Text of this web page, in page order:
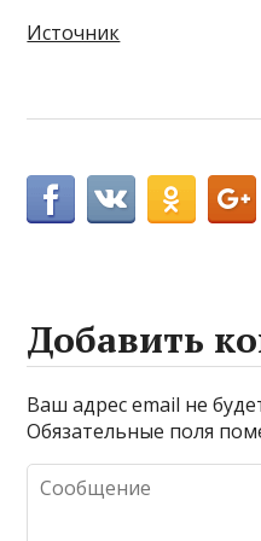
Источник
Добавить
Ваш адрес email не
Обязательные поля